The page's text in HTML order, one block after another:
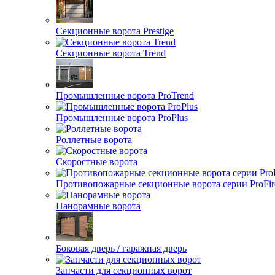
Секционные ворота Prestige
Секционные ворота Trend
Промышленные ворота ProTrend
Промышленные ворота ProPlus
Роллетные ворота
Скоростные ворота
Противопожарные секционные ворота серии
Панорамные ворота
Боковая дверь / гаражная дверь
Запчасти для секционных ворот